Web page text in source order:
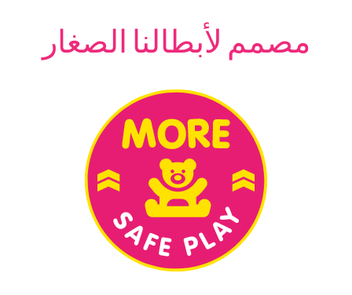
مصمم لأبطالنا الصغار